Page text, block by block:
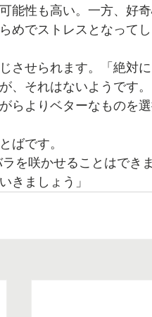
能性も高い。一方、好
めでストレスとなってし
させられます。「絶対に
、それはないようです。
らよりベターなものを
ばです。
きましょう」